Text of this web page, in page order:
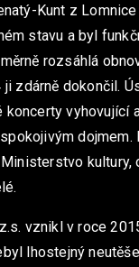
Kunt z
stavu a byl
rozsáhlá
zdárně dokončil.
vyhovující
dojmem.
vznikl v roce
lhostejný